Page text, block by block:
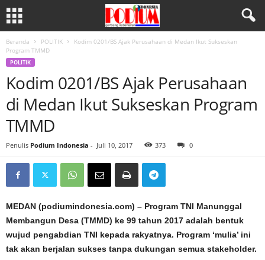
Beranda POLITIK
Kodim 0201/BS Ajak Perusahaan di Medan Ikut Sukseskan
Program TMMD
POLITIK
Kodim 0201/BS Ajak Perusahaan
di Medan Ikut Sukseskan Program
TMMD
Penulis Podium Indonesia - Juli 10, 2017 373 0
MEDAN (podiumindonesia.com) – Program TNI Manunggal
Membangun Desa (TMMD) ke 99 tahun 2017 adalah bentuk
wujud pengabdian TNI kepada rakyatnya. Program ‘mulia’ ini
tak akan berjalan sukses tanpa dukungan semua stakeholder.